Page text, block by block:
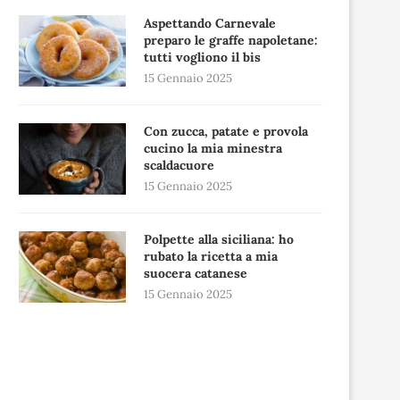
Aspettando Carnevale
preparo le graffe napoletane:
tutti vogliono il bis
15 Gennaio 2025
Con zucca, patate e provola
cucino la mia minestra
scaldacuore
15 Gennaio 2025
Polpette alla siciliana: ho
rubato la ricetta a mia
suocera catanese
15 Gennaio 2025